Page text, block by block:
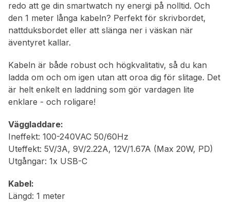
redo att ge din smartwatch ny energi på nolltid. Och
den 1 meter långa kabeln? Perfekt för skrivbordet,
nattduksbordet eller att slänga ner i väskan när
äventyret kallar.
Kabeln är både robust och högkvalitativ, så du kan
ladda om och om igen utan att oroa dig för slitage. Det
är helt enkelt en laddning som gör vardagen lite
enklare - och roligare!
Väggladdare:
Ineffekt: 100-240VAC 50/60Hz
Uteffekt: 5V/3A, 9V/2.22A, 12V/1.67A (Max 20W, PD)
Utgångar: 1x USB-C
Kabel:
Längd: 1 meter